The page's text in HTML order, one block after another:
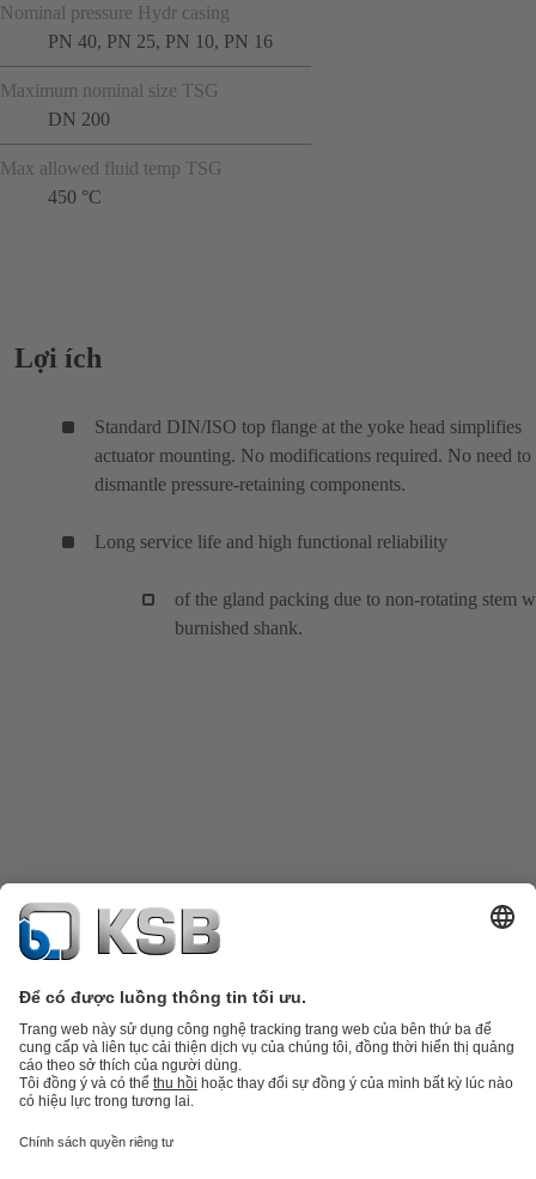
Nominal pressure Hydr casing
PN 40, PN 25, PN 10, PN 16
Maximum nominal size TSG
DN 200
Max allowed fluid temp TSG
450 °C
Lợi ích
Standard DIN/ISO top flange at the yoke head simplifies
actuator mounting. No modifications required. No need to
dismantle pressure-retaining components.
Long service life and high functional reliability
of the gland packing due to non-rotating stem
burnished shank.
Danh mục sản phẩmPhụ tùng thay thế